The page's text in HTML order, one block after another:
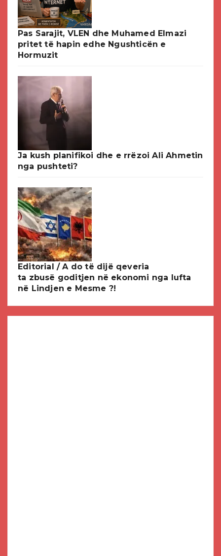
Pas Sarajit, VLEN dhe Muhamed Elmazi
pritet të hapin edhe Ngushticën e
Hormuzit
Ja kush planifikoi dhe e rrëzoi Ali Ahmetin
nga pushteti?
Editorial / A do të dijë qeveria
ta zbusë goditjen në ekonomi nga lufta
në Lindjen e Mesme ?!